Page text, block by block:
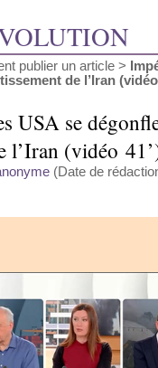
publier un article >
de l’Iran
USA se
l’Iran (vidéo
(Date de